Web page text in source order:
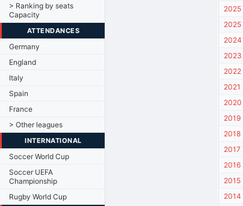
> Ranking by seats
Capacity
ATTENDANCES
Germany
England
Italy
Spain
France
> Other leagues
INTERNATIONAL
Soccer World Cup
Soccer UEFA
Championship
Rugby World Cup
2025
2025
2024
2023
2022
2021
2020
2019
2018
2017
2016
2015
2014